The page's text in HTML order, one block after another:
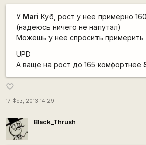
У Mari Куб, рост у нее примерно
(надеюсь ничего не напутал)
Можешь у нее спросить примерить
UPD
А ваще на рост до 165 комфортнее
favorite_border
17 Фев, 2013 14:29
Black_Thrush